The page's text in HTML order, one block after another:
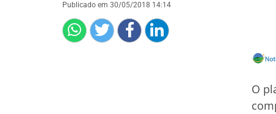
Publicado em 30/05/2018 14:14
O